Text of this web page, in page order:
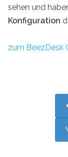
sehen und
Konfiguration
zum BeezDesk